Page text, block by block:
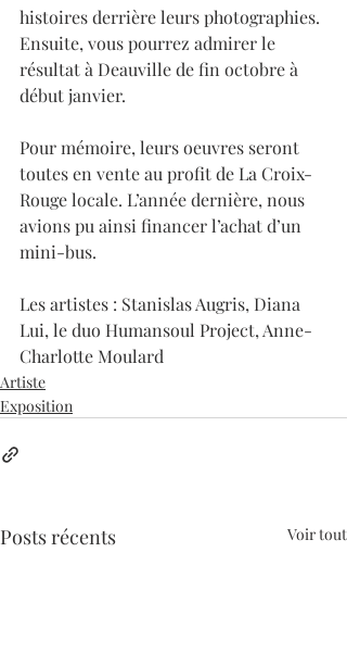
histoires derrière leurs photographies.
Ensuite, vous pourrez admirer le
résultat à Deauville de fin octobre à
début janvier.
Pour mémoire, leurs oeuvres seront
toutes en vente au profit de La Croix-
Rouge locale. L’année dernière, nous
avions pu ainsi financer l’achat d’un
mini-bus.
Les artistes : Stanislas Augris, Diana
Lui, le duo Humansoul Project, Anne-
Charlotte Moulard
Artiste
Exposition
Posts récents Voir tout